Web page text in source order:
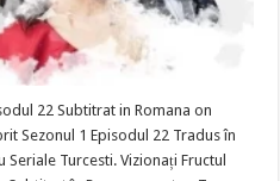
22 Subtitrat in Romana on
Sezonul 1 Episodul 22 Tradus în
Turcesti. Vizionați Fructul